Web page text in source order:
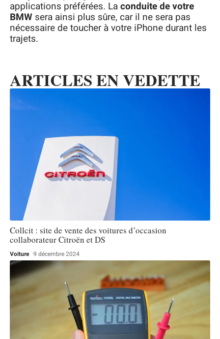
applications préférées. Laconduite de votre
BMW sera ainsi plus sûre, car il ne sera pas
nécessaire de toucher à votre iPhone durant les
trajets.
ARTICLES EN VEDETTE
Collcit : site de vente des voitures d’occasion
collaborateur Citroën et DS
Voiture 9 décembre 2024